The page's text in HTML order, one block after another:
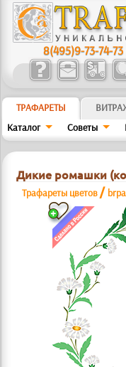
8(495)9-73-74-73
ТРАФАРЕТЫ
Каталог
Советы
Дикие ромашки
Трафареты цветов /